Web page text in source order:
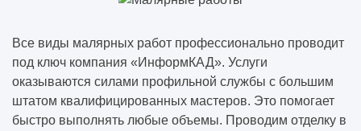
Все виды малярных работ профессионально проводит
под ключ компания «ИнформКАД». Услуги
оказываются силами профильной службы с большим
штатом квалифицированных мастеров. Это помогает
быстро выполнять любые объемы. Проводим отделку в